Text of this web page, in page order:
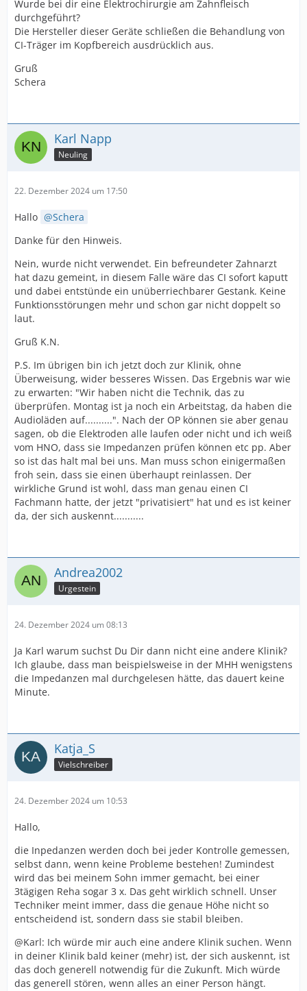
Wurde bei dir eine Elektrochirurgie am Zahnfleisch
durchgeführt?
Die Hersteller dieser Geräte schließen die Behandlung von
CI-Träger im Kopfbereich ausdrücklich aus.
Gruß
Schera
Karl Napp
Neuling
22. Dezember 2024 um 17:50
Hallo
Schera
Danke für den Hinweis.
Nein, wurde nicht verwendet. Ein befreundeter Zahnarzt
hat dazu gemeint, in diesem Falle wäre das CI sofort kaputt
und dabei entstünde ein unüberriechbarer Gestank. Keine
Funktionsstörungen mehr und schon gar nicht doppelt so
laut.
Gruß K.N.
P.S. Im übrigen bin ich jetzt doch zur Klinik, ohne
Überweisung, wider besseres Wissen. Das Ergebnis war wie
zu erwarten: "Wir haben nicht die Technik, das zu
überprüfen. Montag ist ja noch ein Arbeitstag, da haben die
Audioläden auf..........". Nach der OP können sie aber genau
sagen, ob die Elektroden alle laufen oder nicht und ich weiß
vom HNO, dass sie Impedanzen prüfen können etc pp. Aber
so ist das halt mal bei uns. Man muss schon einigermaßen
froh sein, dass sie einen überhaupt reinlassen. Der
wirkliche Grund ist wohl, dass man genau einen CI
Fachmann hatte, der jetzt "privatisiert" hat und es ist keiner
da, der sich auskennt...........
Andrea2002
Urgestein
24. Dezember 2024 um 08:13
Ja Karl warum suchst Du Dir dann nicht eine andere Klinik?
Ich glaube, dass man beispielsweise in der MHH wenigstens
die Impedanzen mal durchgelesen hätte, das dauert keine
Minute.
Katja_S
Vielschreiber
24. Dezember 2024 um 10:53
Hallo,
die Inpedanzen werden doch bei jeder Kontrolle gemessen,
selbst dann, wenn keine Probleme bestehen! Zumindest
wird das bei meinem Sohn immer gemacht, bei einer
3tägigen Reha sogar 3 x. Das geht wirklich schnell. Unser
Techniker meint immer, dass die genaue Höhe nicht so
entscheidend ist, sondern dass sie stabil bleiben.
@Karl: Ich würde mir auch eine andere Klinik suchen. Wenn
in deiner Klinik bald keiner (mehr) ist, der sich auskennt, ist
das doch generell notwendig für die Zukunft. Mich würde
das generell stören, wenn alles an einer Person hängt.